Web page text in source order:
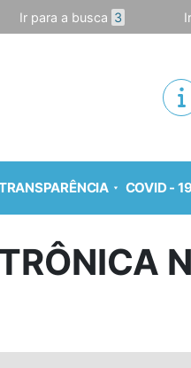
Ir para a busca 3
COVID -